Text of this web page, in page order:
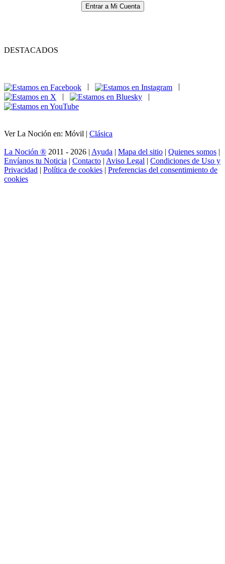
Entrar a Mi Cuenta
DESTACADOS
|
|
Ver La Noción en: Móvil | Clásica
La Noción ® 2011 - 2026 | Ayuda | Mapa del sitio | Quienes somos |
Envíanos tu Noticia | Contacto | Aviso Legal | Condiciones de Uso y
Privacidad | Política de cookies | Preferencias del consentimiento de
cookies